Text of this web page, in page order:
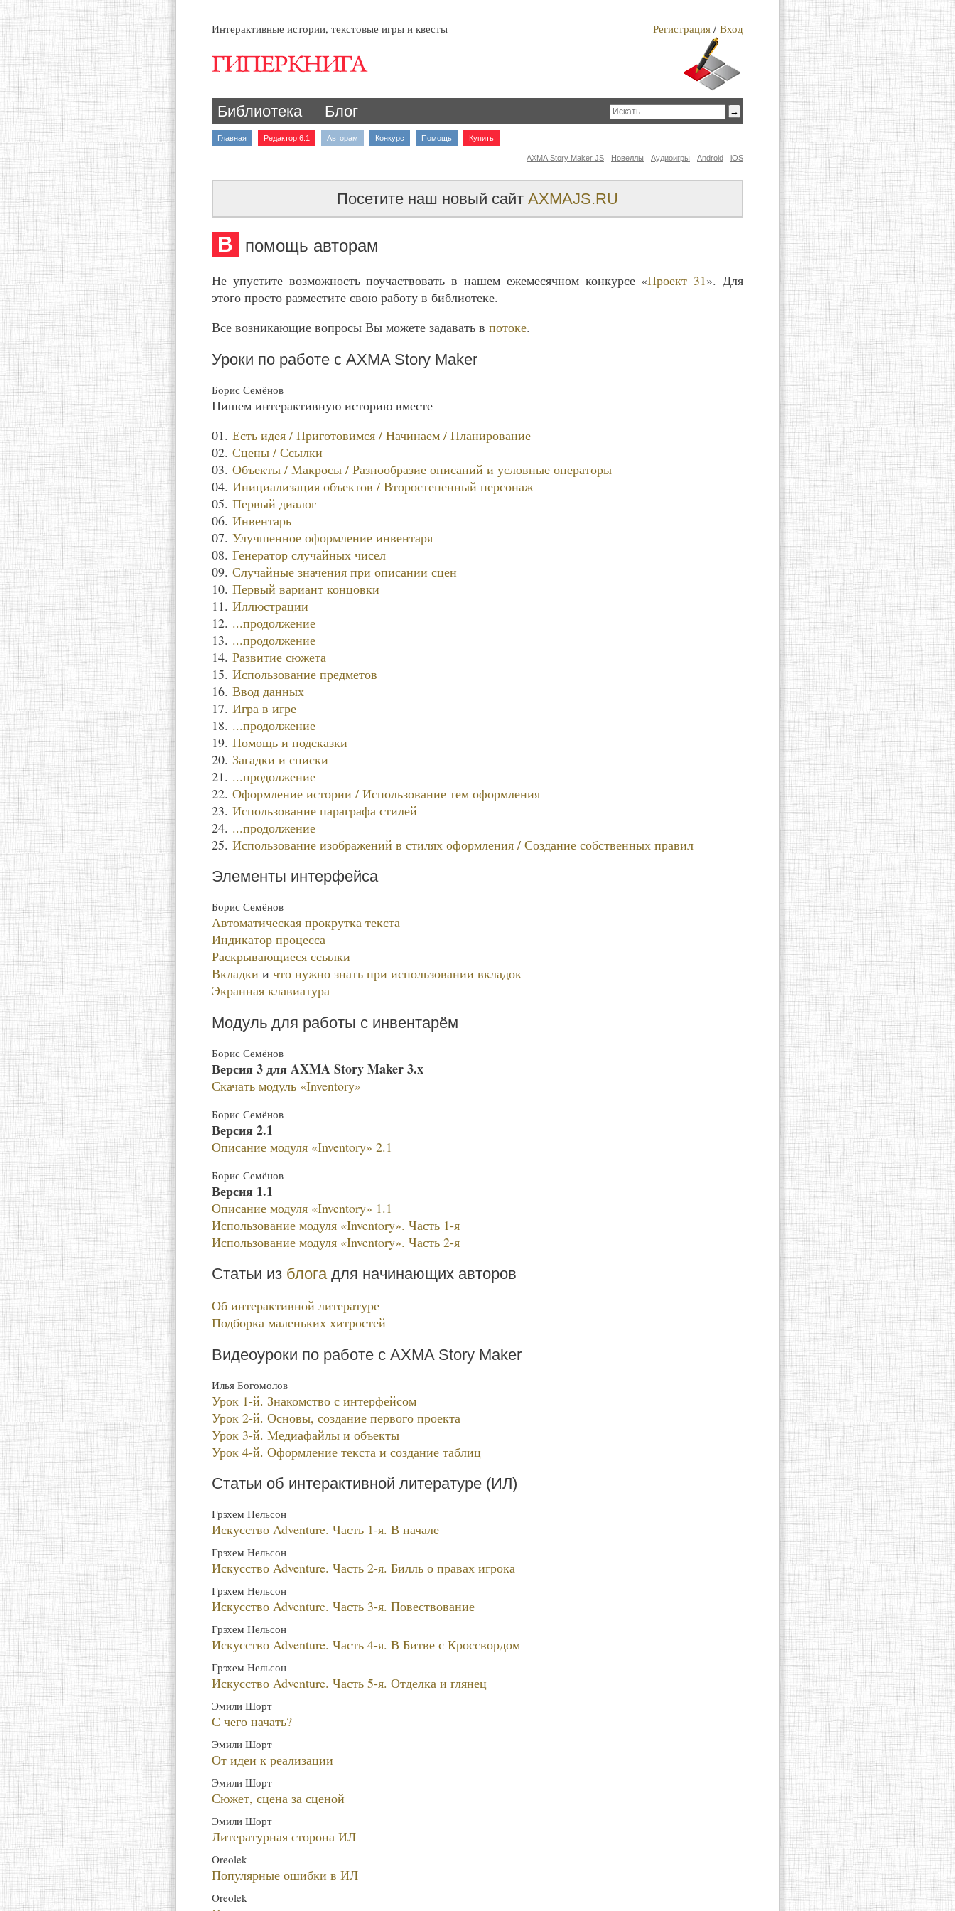
Интерактивные истории, текстовые игры и квесты Регистрация / Вход
Библиотека Блог
Главная Редактор 6.1 Авторам Конкурс Помощь Купить
iOS
Android
Аудиоигры
Новеллы
AXMA Story Maker JS
Посетите наш новый сайт AXMAJS.RU
В помощь авторам
Не упустите возможность поучаствовать в нашем ежемесячном конкурсе «Проект 31». Для
этого просто разместите свою работу в библиотеке.
Все возникающие вопросы Вы можете задавать в потоке.
Уроки по работе с AXMA Story Maker
Борис Семёнов
Пишем интерактивную историю вместе
01. Есть идея / Приготовимся / Начинаем / Планирование
02. Сцены / Ссылки
03. Объекты / Макросы / Разнообразие описаний и условные операторы
04. Инициализация объектов / Второстепенный персонаж
05. Первый диалог
06. Инвентарь
07. Улучшенное оформление инвентаря
08. Генератор случайных чисел
09. Случайные значения при описании сцен
10. Первый вариант концовки
11. Иллюстрации
12. ...продолжение
13. ...продолжение
14. Развитие сюжета
15. Использование предметов
16. Ввод данных
17. Игра в игре
18. ...продолжение
19. Помощь и подсказки
20. Загадки и списки
21. ...продолжение
22. Оформление истории / Использование тем оформления
23. Использование параграфа стилей
24. ...продолжение
25. Использование изображений в стилях оформления / Создание собственных правил
Элементы интерфейса
Борис Семёнов
Автоматическая прокрутка текста
Индикатор процесса
Раскрывающиеся ссылки
Вкладки и что нужно знать при использовании вкладок
Экранная клавиатура
Модуль для работы с инвентарём
Борис Семёнов
Версия 3 для AXMA Story Maker 3.x
Скачать модуль «Inventory»
Борис Семёнов
Версия 2.1
Описание модуля «Inventory» 2.1
Борис Семёнов
Версия 1.1
Описание модуля «Inventory» 1.1
Использование модуля «Inventory». Часть 1-я
Использование модуля «Inventory». Часть 2-я
Статьи из блогадля начинающих авторов
Об интерактивной литературе
Подборка маленьких хитростей
Видеоуроки по работе с AXMA Story Maker
Илья Богомолов
Урок 1-й. Знакомство с интерфейсом
Урок 2-й. Основы, создание первого проекта
Урок 3-й. Медиафайлы и объекты
Урок 4-й. Оформление текста и создание таблиц
Статьи об интерактивной литературе (ИЛ)
Грэхем Нельсон
Искусство Adventure. Часть 1-я. В начале
Грэхем Нельсон
Искусство Adventure. Часть 2-я. Билль о правах игрока
Грэхем Нельсон
Искусство Adventure. Часть 3-я. Повествование
Грэхем Нельсон
Искусство Adventure. Часть 4-я. В Битве с Кроссвордом
Грэхем Нельсон
Искусство Adventure. Часть 5-я. Отделка и глянец
Эмили Шорт
С чего начать?
Эмили Шорт
От идеи к реализации
Эмили Шорт
Сюжет, сцена за сценой
Эмили Шорт
Литературная сторона ИЛ
Oreolek
Популярные ошибки в ИЛ
Oreolek